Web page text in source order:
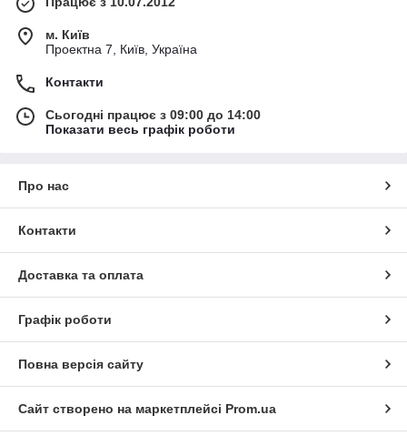
м. Київ
Проектна 7, Київ, Україна
Контакти
Сьогодні працює з 09:00 до 14:00
Показати весь графік роботи
Про нас
Контакти
Доставка та оплата
Графік роботи
Повна версія сайту
Сайт створено на маркетплейсі Prom.ua